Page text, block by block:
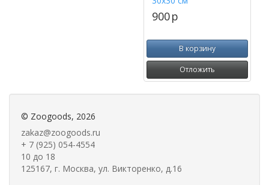
900p
В корзину
Отложить
© Zoogoods, 2026
zakaz@zoogoods.ru
+ 7 (925) 054-4554
10 до 18
125167, г. Москва, ул. Викторенко, д.16